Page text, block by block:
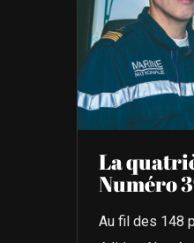
La
Numéro
Au fil des 148